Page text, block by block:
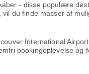
- disse populære
du finde masser af
International
bookingoplevelse